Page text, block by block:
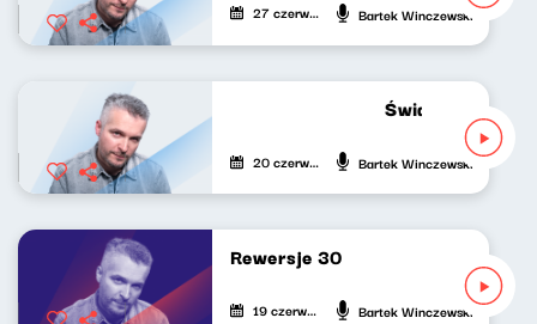
27 czerwca 2023 Bartek Winczewski
Świat naszej
20 czerwca 2023 Bartek Winczewski
Rewersje 30
19 czerwca 2023 Bartek Winczewski